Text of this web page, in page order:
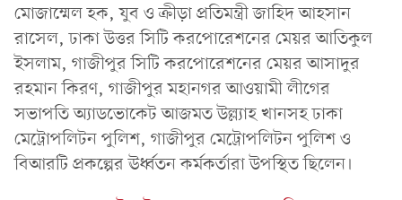
মোজাম্মেল হক, যুব ও ক্রীড়া প্রতিমন্ত্রী জাহিদ আহসান
রাসেল, ঢাকা উত্তর সিটি করপোরেশনের মেয়র আতিকুল
ইসলাম, গাজীপুর সিটি করপোরেশনের মেয়র আসাদুর
রহমান কিরণ, গাজীপুর মহানগর আওয়ামী লীগের
সভাপতি অ্যাডভোকেট আজমত উল্ল্যাহ খানসহ ঢাকা
মেট্রোপলিটন পুলিশ, গাজীপুর মেট্রোপলিটন পুলিশ ও
বিআরটি প্রকল্পের ঊর্ধ্বতন কর্মকর্তারা উপস্থিত ছিলেন।